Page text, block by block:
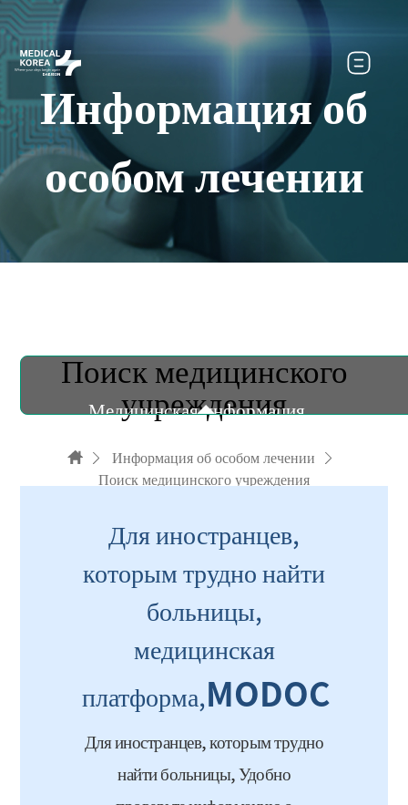
Информация об
особом лечении
Медицинская информация
Информация о медицинских учреждениях
Поиск медицинского
учреждения
Информация об особом лечении
Поиск медицинского учреждения
Для иностранцев,
которым трудно найти
больницы,
медицинская
платформа,MODOC
Для иностранцев, которым трудно
найти больницы,Удобно